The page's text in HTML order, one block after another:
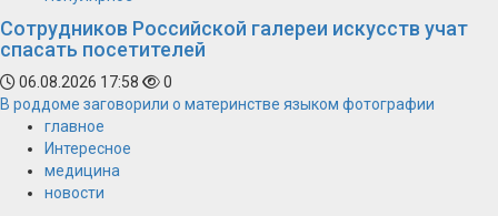
Сотрудников Российской галереи искусств учат
спасать посетителей
06.08.2026 17:58
0
В роддоме заговорили о материнстве языком фотографии
главное
Интересное
медицина
новости